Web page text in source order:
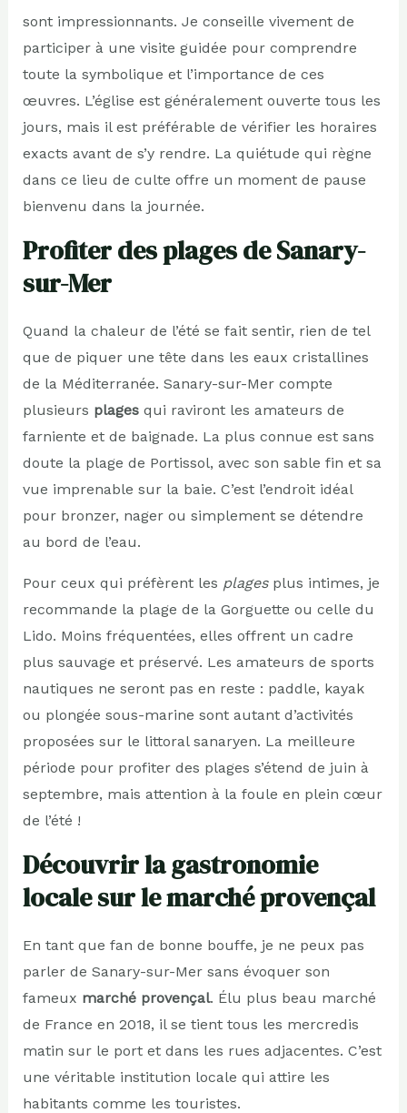
sont impressionnants. Je conseille vivement de
participer à une visite guidée pour comprendre
toute la symbolique et l’importance de ces
œuvres. L’église est généralement ouverte tous les
jours, mais il est préférable de vérifier les horaires
exacts avant de s’y rendre. La quiétude qui règne
dans ce lieu de culte offre un moment de pause
bienvenu dans la journée.
Profiter des plages de Sanary-
sur-Mer
Quand la chaleur de l’été se fait sentir, rien de tel
que de piquer une tête dans les eaux cristallines
de la Méditerranée. Sanary-sur-Mer compte
plusieurs plagesqui raviront les amateurs de
farniente et de baignade. La plus connue est sans
doute la plage de Portissol, avec son sable fin et sa
vue imprenable sur la baie. C’est l’endroit idéal
pour bronzer, nager ou simplement se détendre
au bord de l’eau.
Pour ceux qui préfèrent les plagesplus intimes, je
recommande la plage de la Gorguette ou celle du
Lido. Moins fréquentées, elles offrent un cadre
plus sauvage et préservé. Les amateurs de sports
nautiques ne seront pas en reste : paddle, kayak
ou plongée sous-marine sont autant d’activités
proposées sur le littoral sanaryen. La meilleure
période pour profiter des plages s’étend de juin à
septembre, mais attention à la foule en plein cœur
de l’été !
Découvrir la gastronomie
locale sur le marché provençal
En tant que fan de bonne bouffe, je ne peux pas
parler de Sanary-sur-Mer sans évoquer son
fameux marché provençal. Élu plus beau marché
de France en 2018, il se tient tous les mercredis
matin sur le port et dans les rues adjacentes. C’est
une véritable institution locale qui attire les
habitants comme les touristes.